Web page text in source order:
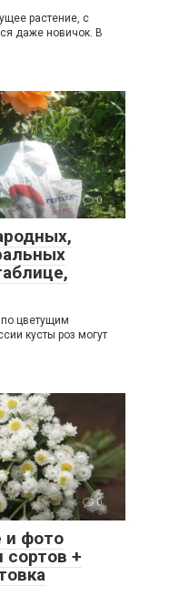
растение, с
даже новичок. В
0
цветущим
кусты роз могут
0
и фото
сортов +